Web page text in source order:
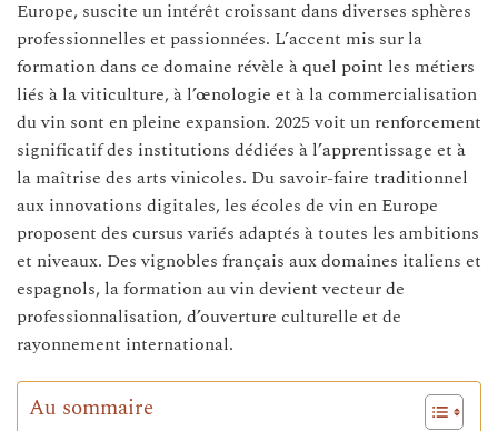
Europe, suscite un intérêt croissant dans diverses sphères
professionnelles et passionnées. L’accent mis sur la
formation dans ce domaine révèle à quel point les métiers
liés à la viticulture, à l’œnologie et à la commercialisation
du vin sont en pleine expansion. 2025 voit un renforcement
significatif des institutions dédiées à l’apprentissage et à
la maîtrise des arts vinicoles. Du savoir-faire traditionnel
aux innovations digitales, les écoles de vin en Europe
proposent des cursus variés adaptés à toutes les ambitions
et niveaux. Des vignobles français aux domaines italiens et
espagnols, la formation au vin devient vecteur de
professionnalisation, d’ouverture culturelle et de
rayonnement international.
Au sommaire